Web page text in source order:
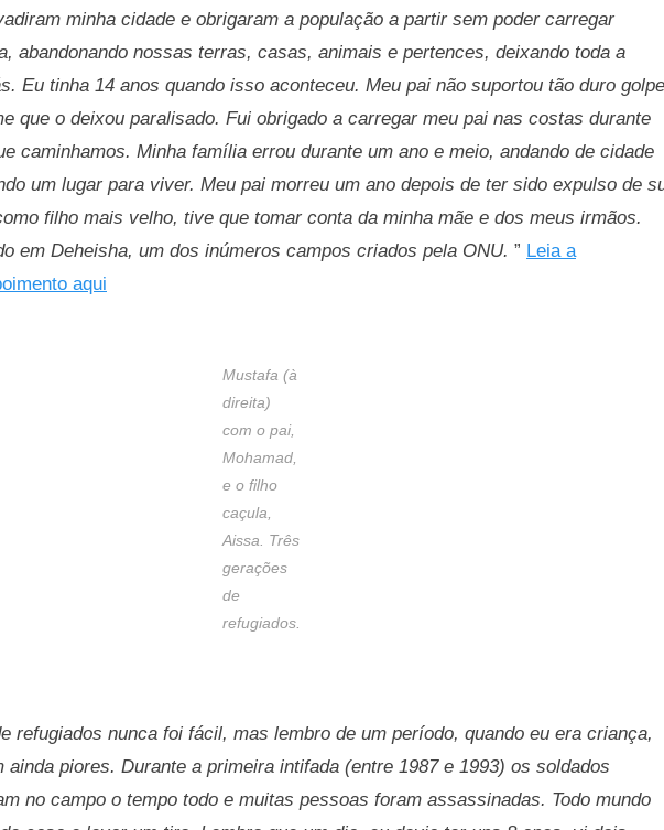
minha cidade e obrigaram a população a partir sem poder carregar
abandonando nossas terras, casas, animais e pertences, deixando toda a
Eu tinha 14 anos quando isso aconteceu. Meu pai não suportou tão duro golpe
que o deixou paralisado. Fui obrigado a carregar meu pai nas costas durante
caminhamos. Minha família errou durante um ano e meio, andando de cidade
um lugar para viver. Meu pai morreu um ano depois de ter sido expulso de
filho mais velho, tive que tomar conta da minha mãe e dos meus irmãos.
em Deheisha, um dos inúmeros campos criados pela ONU. ” Leia a
aqui
Mustafa (à
direita)
com o pai,
Mohamad,
e o filho
caçula,
Aissa. Três
gerações
de
refugiados.
refugiados nunca foi fácil, mas lembro de um período, quando eu era criança,
ainda piores. Durante a primeira intifada (entre 1987 e 1993) os soldados
no campo o tempo todo e muitas pessoas foram assassinadas. Todo mundo